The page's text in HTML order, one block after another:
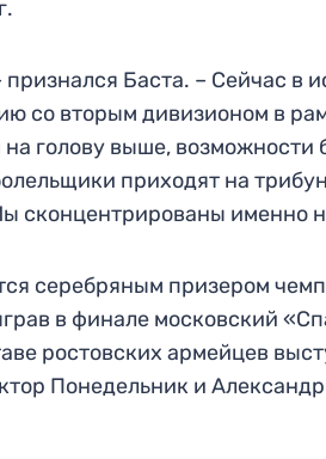
Баста. – Сейчас в
со вторым дивизионом в
голову выше, возможности
приходят на
сконцентрированы именно
серебряным призером
в финале московский
ростовских армейцев
Понедельник и